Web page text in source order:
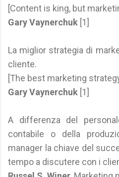
[Content is king, but
Gary Vaynerchuk [1]
La miglior strategia di
cliente.
[The best marketing
Gary Vaynerchuk [1]
A differenza del
contabile o della
manager la chiave del
tempo a discutere con i